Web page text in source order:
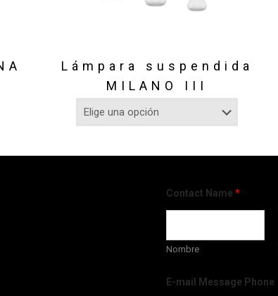
Lámpara suspendida
MILANO III
Contact Name *
Nombre
E-mail Message Phone